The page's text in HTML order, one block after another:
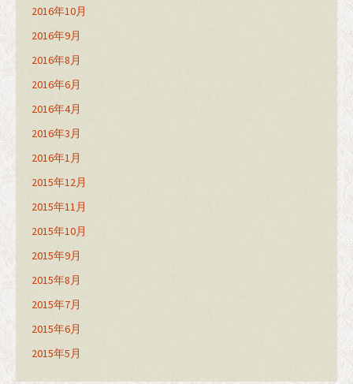
2016年10月
2016年9月
2016年8月
2016年6月
2016年4月
2016年3月
2016年1月
2015年12月
2015年11月
2015年10月
2015年9月
2015年8月
2015年7月
2015年6月
2015年5月